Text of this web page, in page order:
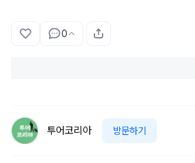
0
투어코리아 방문하기